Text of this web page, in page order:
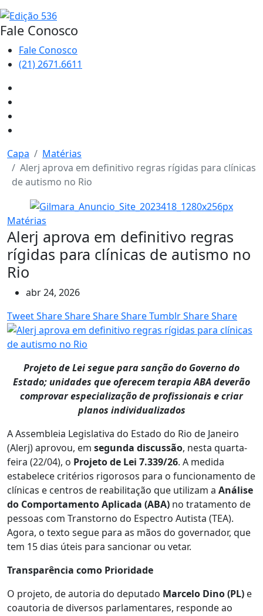
Fale Conosco
Fale Conosco
(21) 2671.6611
Capa
Matérias
Alerj aprova em definitivo regras rígidas para clínicas
de autismo no Rio
Matérias
Alerj aprova em definitivo regras
rígidas para clínicas de autismo no
Rio
abr 24, 2026
TweetShareShareShareShareTumblrShareShare
Projeto de Lei segue para sanção do Governo do
Estado; unidades que oferecem terapia ABA deverão
comprovar especialização de profissionais e criar
planos individualizados
A Assembleia Legislativa do Estado do Rio de Janeiro
(Alerj) aprovou, em segunda discussão, nesta quarta-
feira (22/04), o Projeto de Lei 7.339/26. A medida
estabelece critérios rigorosos para o funcionamento de
clínicas e centros de reabilitação que utilizam a Análise
do Comportamento Aplicada (ABA) no tratamento de
pessoas com Transtorno do Espectro Autista (TEA).
Agora, o texto segue para as mãos do governador, que
tem 15 dias úteis para sancionar ou vetar.
Transparência como Prioridade
O projeto, de autoria do deputado Marcelo Dino (PL) e
coautoria de diversos parlamentares, responde ao